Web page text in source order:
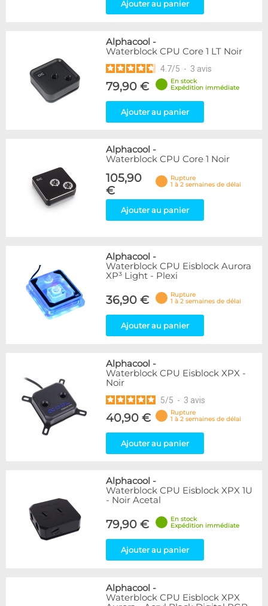
Ajouter au panier
Alphacool -
Waterblock CPU Core 1 LT Noir
4.7/5 - 3 avis
79,90 €
En stock
Expédition immédiate
Ajouter au panier
Alphacool -
Waterblock CPU Core 1 Noir
105,90
€
Rupture
1 à 2 semaines de délai
Ajouter au panier
Alphacool -
Waterblock CPU Eisblock Aurora
XP³ Light - Plexi
36,90 €
Rupture
1 à 2 semaines de délai
Ajouter au panier
Alphacool -
Waterblock CPU Eisblock XPX -
Noir
5/5 - 3 avis
40,90 €
Rupture
1 à 2 semaines de délai
Ajouter au panier
Alphacool -
Waterblock CPU Eisblock XPX 1U
- Noir Acetal
79,90 €
En stock
Expédition immédiate
Ajouter au panier
Alphacool -
Waterblock CPU Eisblock XPX